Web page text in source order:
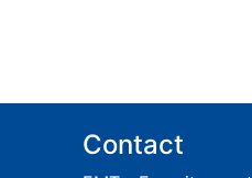
Contact